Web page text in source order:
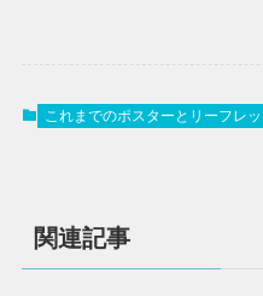
これまでのポスターとリーフレッ
関連記事